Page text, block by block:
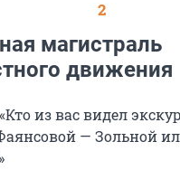
2
магистраль
движения
«Кто из вас видел
— Зольной